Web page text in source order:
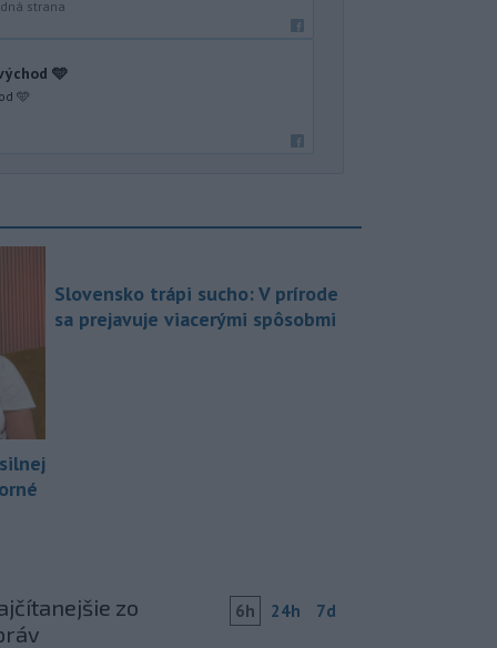
strana
🩵
🩵
Slovensko trápi sucho: V prírode
sa prejavuje viacerými spôsobmi
zo
6h 24h 7d